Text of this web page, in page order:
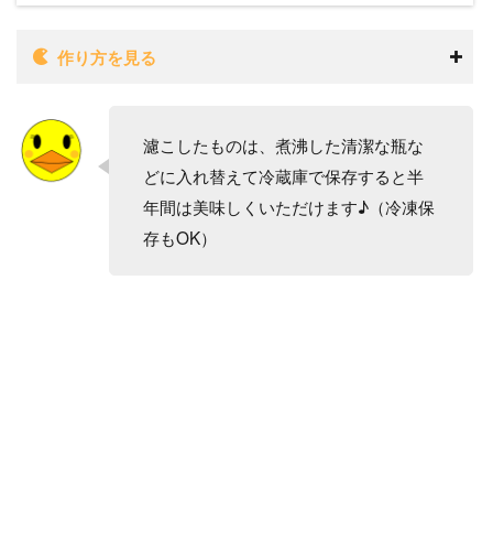
作り方を見る
濾こしたものは、煮沸した清潔な瓶な
どに入れ替えて冷蔵庫で保存すると半
年間は美味しくいただけます♪（冷凍保
存もOK）